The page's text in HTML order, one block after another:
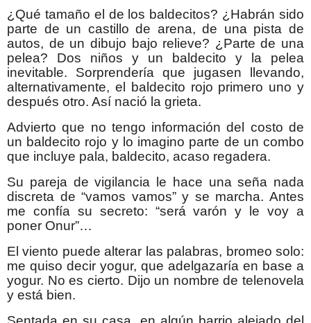
¿Qué tamaño el de los baldecitos? ¿Habrán sido
parte de un castillo de arena, de una pista de
autos, de un dibujo bajo relieve? ¿Parte de una
pelea? Dos niños y un baldecito y la pelea
inevitable. Sorprendería que jugasen llevando,
alternativamente, el baldecito rojo primero uno y
después otro. Así nació la grieta.
Advierto que no tengo información del costo de
un baldecito rojo y lo imagino parte de un combo
que incluye pala, baldecito, acaso regadera.
Su pareja de vigilancia le hace una seña nada
discreta de “vamos vamos” y se marcha. Antes
me confía su secreto: “será varón y le voy a
poner Onur”…
El viento puede alterar las palabras, bromeo solo:
me quiso decir yogur, que adelgazaría en base a
yogur. No es cierto. Dijo un nombre de telenovela
y está bien.